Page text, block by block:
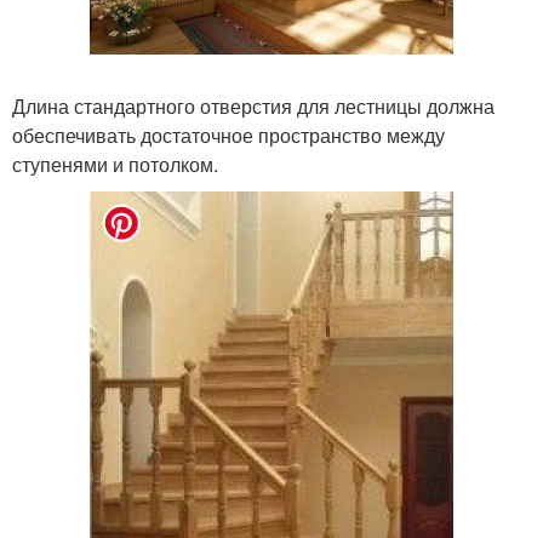
Длина стандартного отверстия для лестницы должна
обеспечивать достаточное пространство между
ступенями и потолком.